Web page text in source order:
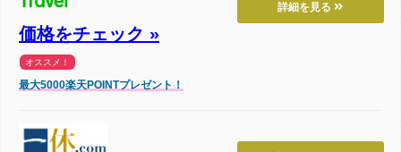
詳細を見る
価格をチェック »
オススメ！
最大5000楽天POINTプレゼント！